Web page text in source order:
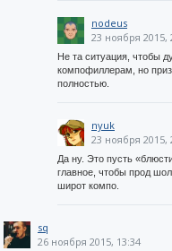
nodeus
23 ноября 2015,
Не та ситуация, чтобы
компофиллерам, но
полностью.
nyuk
23 ноября 2015,
Да ну. Это пусть
главное, чтобы прод
широт компо.
sq
26 ноября 2015, 13:34